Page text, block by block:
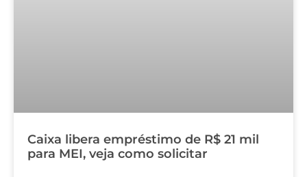
Caixa libera empréstimo de R$ 21 mil
para MEI, veja como solicitar